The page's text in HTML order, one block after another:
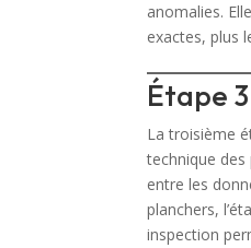
anomalies.
exactes, plus
Étape
La troisième
technique
entre les
planchers,
inspection